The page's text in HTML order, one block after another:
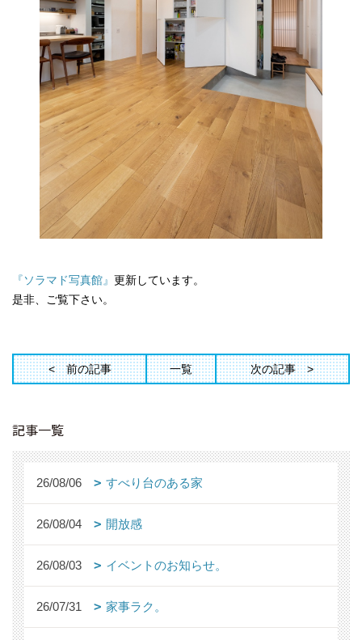
『ソラマド写真館』 更新しています。
是非、ご覧下さい。
前の記事 一覧 次の記事
記事一覧
26/08/06 すべり台のある家
26/08/04 開放感
26/08/03 イベントのお知らせ。
26/07/31 家事ラク。